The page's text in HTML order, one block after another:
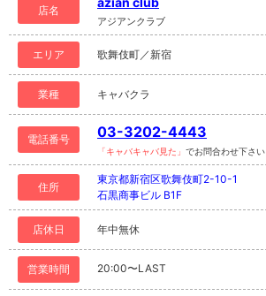
店名
アジアンクラブ
エリア 歌舞伎町／新宿
業種 キャバクラ
電話番号 03-3202-4443
「キャバキャバ見た」 でお問合わせ下さい
住所
東京都新宿区歌舞伎町2-10-1
石黒商事ビル B1F
店休日 年中無休
営業時間 20:00〜LAST